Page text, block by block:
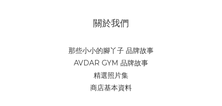
關於我們
那些小小的腳丫子 品牌故事
AVDAR GYM 品牌故事
精選照片集
商店基本資料